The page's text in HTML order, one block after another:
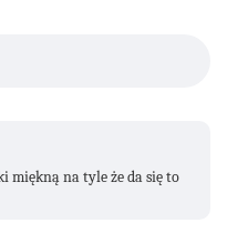
miękną na tyle że da się to